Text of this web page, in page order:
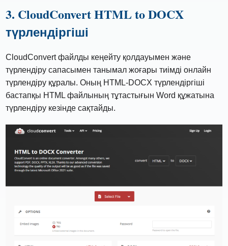
3. CloudConvert HTML to DOCX
түрлендіргіші
CloudConvert файлды кеңейту қолдауымен және
түрлендіру сапасымен танымал жоғары тиімді онлайн
түрлендіру құралы. Оның HTML-DOCX түрлендіргіші
бастапқы HTML файлының тұтастығын Word құжатына
түрлендіру кезінде сақтайды.